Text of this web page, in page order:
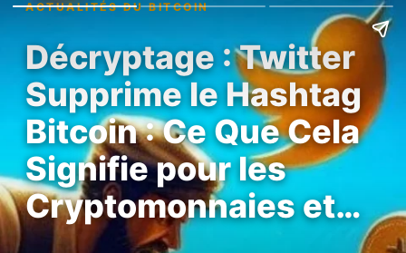
ACTUALITÉS DU BITCOIN
Décryptage : Twitter
Supprime le Hashtag
Bitcoin : Ce Que Cela
Signifie pour les
Cryptomonnaies et…